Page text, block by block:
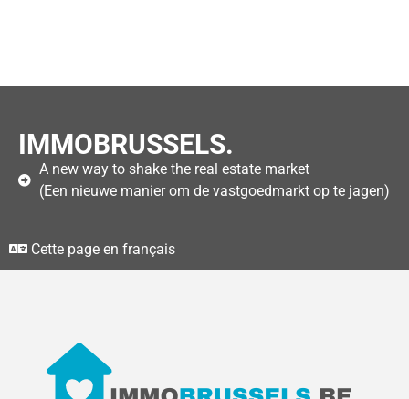
IMMOBRUSSELS.
A new way to shake the real estate market
(Een nieuwe manier om de vastgoedmarkt op te jagen)
Cette page en français